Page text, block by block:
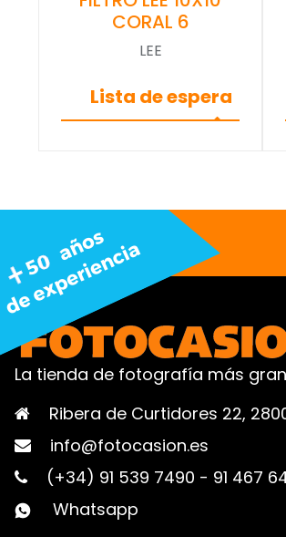
CORAL 6
LEE
Lista de espera
La tienda de fotografía más
Ribera de Curtidores 22,
info@fotocasion.es
(+34) 91 539 7490 - 91 467
Whatsapp